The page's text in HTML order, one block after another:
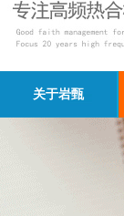
关于岩甄